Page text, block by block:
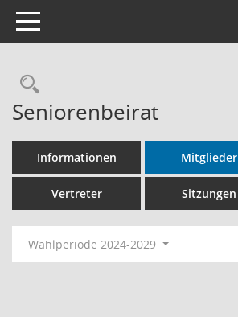
Toggle navigation
Rechercheauswahl
Seniorenbeirat
Informationen Mitglieder
Vertreter Sitzungen
Wahlperiode 2024-2029